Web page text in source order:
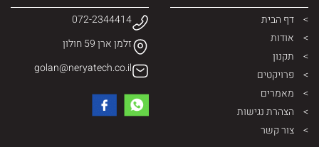
דף הבית
אודות
תקנון
פרויקטים
מאמרים
הצהרת נגישות
צור קשר
072-2344414
זלמן ארן 59 חולון
golan@neryatech.co.il